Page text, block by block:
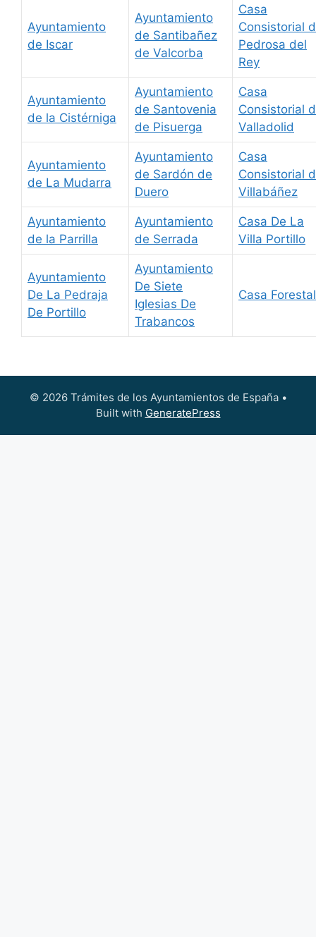
Ayuntamiento
de Iscar
Ayuntamiento
de Santibañez
de Valcorba
Casa
Consistorial
Pedrosa del
Rey
Ayuntamiento
de la Cistérniga
Ayuntamiento
de Santovenia
de Pisuerga
Casa
Consistorial
Valladolid
Ayuntamiento
de La Mudarra
Ayuntamiento
de Sardón de
Duero
Casa
Consistorial
Villabáñez
Ayuntamiento
de la Parrilla
Ayuntamiento
de Serrada
Casa De La
Villa Portillo
Ayuntamiento
De La Pedraja
De Portillo
Ayuntamiento
De Siete
Iglesias De
Trabancos
Casa Forestal
© 2026 Trámites de los Ayuntamientos de España•
Built with GeneratePress